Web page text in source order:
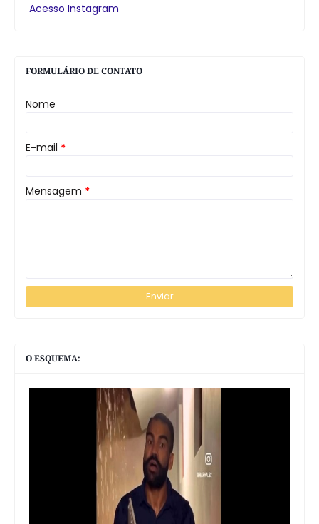
Acesso Instagram
FORMULÁRIO DE CONTATO
Nome
E-mail *
Mensagem *
O ESQUEMA: